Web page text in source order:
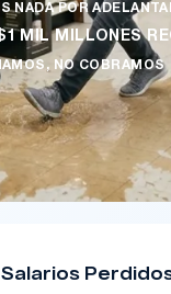
NADA POR
MIL MILLONES
NO COBRAMOS